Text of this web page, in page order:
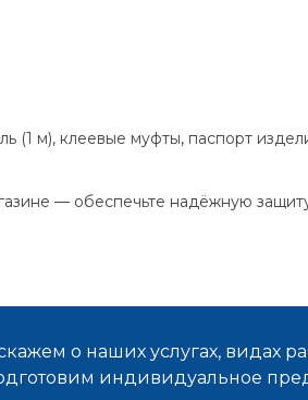
(1 м), клеевые муфты, паспорт
— обеспечьте надёжную
о наших услугах, видах
индивидуальное